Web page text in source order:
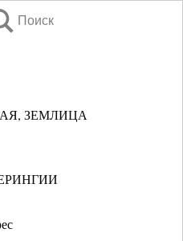
Поиск
ЗЕМЛИЦА